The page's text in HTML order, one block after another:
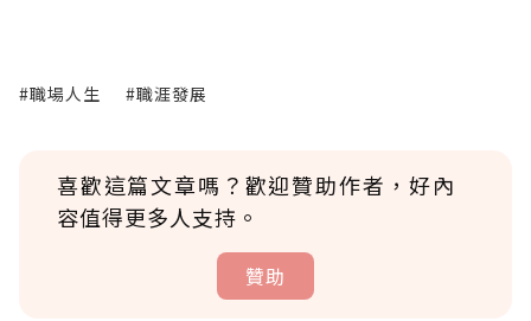
#職場人生 #職涯發展
喜歡這篇文章嗎？歡迎贊助作者，好內
容值得更多人支持。
贊助